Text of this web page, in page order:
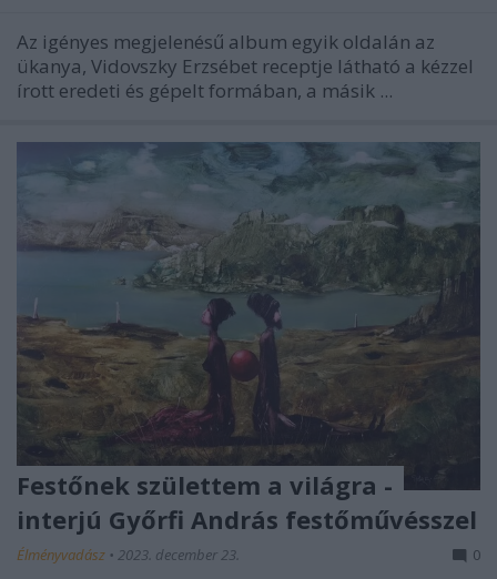
Az igényes megjelenésű album egyik oldalán az
ükanya, Vidovszky Erzsébet receptje látható a kézzel
írott eredeti és gépelt formában, a másik ...
Festőnek születtem a világra -
interjú Győrfi András festőművésszel
Élményvadász • 2023. december 23. 0